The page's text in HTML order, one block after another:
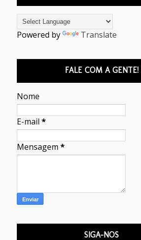
Powered by Translate
FALE COM A GENTE!
Nome
E-mail*
Mensagem*
SIGA-NOS